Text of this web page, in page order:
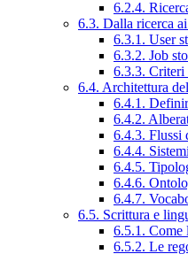
6.2.4.
6.3. Dalla ricerca
6.3.1. User
6.3.2. Job
6.3.3. Criteri
6.4. Architettura
6.4.1.
6.4.2.
6.4.3. Flussi
6.4.4.
6.4.5.
6.4.6.
6.4.7.
6.5. Scrittura e
6.5.1. Come
6.5.2. Le